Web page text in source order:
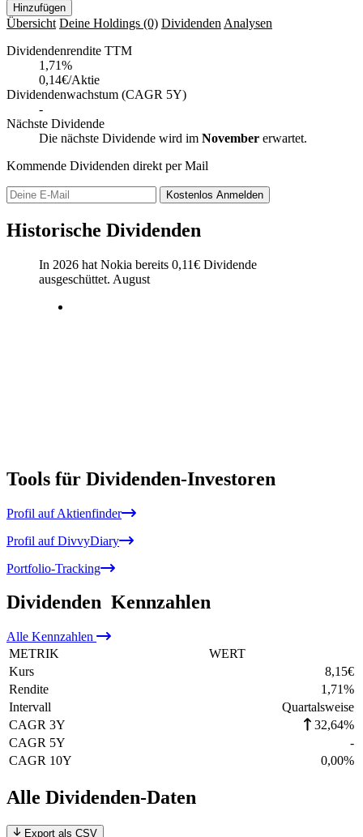
Hinzufügen
Übersicht Deine Holdings (0) Dividenden Analysen
Dividendenrendite TTM
1,71%
0,14€/Aktie
Dividendenwachstum (CAGR 5Y)
-
Nächste Dividende
Die nächste Dividende wird im November erwartet.
Kommende Dividenden direkt per Mail
Kostenlos Anmelden
Historische Dividenden
In 2026 hat Nokia bereits 0,11€ Dividende
ausgeschüttet. August
Tools für Dividenden-Investoren
Profil auf Aktienfinder
Profil auf DivvyDiary
Portfolio-Tracking
Dividenden Kennzahlen
Alle Kennzahlen
METRIK
WERT
Kurs
8,15€
Rendite
1,71%
Intervall
Quartalsweise
CAGR 3Y
32,64%
CAGR 5Y
-
CAGR 10Y
0,00%
Alle Dividenden-Daten
Export als CSV